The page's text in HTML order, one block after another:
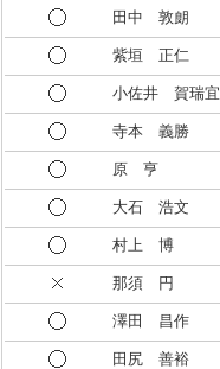
田中 敦朗
紫垣 正仁
小佐井 賀瑞宜
寺本 義勝
原 亨
大石 浩文
村上 博
那須 円
澤田 昌作
田尻 善裕